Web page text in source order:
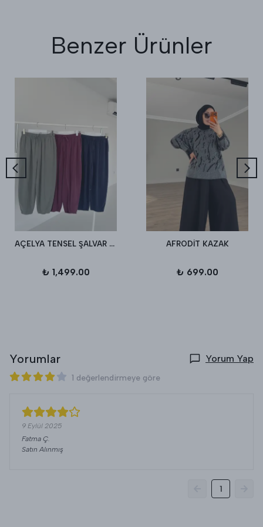
Benzer Ürünler
AÇELYA TENSEL ŞALVAR PANTALON
₺ 1,499.00
AFRODİT KAZAK
₺ 699.00
Yorumlar Yorum Yap
1 değerlendirmeye göre
9 Eylül 2025
Fatma Ç.
Satın Alınmış
1